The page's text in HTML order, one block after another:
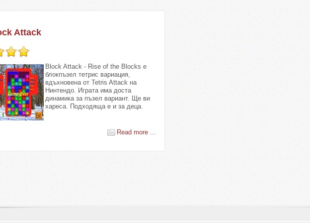
Attack
Block Attack - Rise of the Blocks е
блокпъзел тетрис вариация,
вдъхновена от Tetris Attack на
Нинтендо. Играта има доста
динамика за пъзел вариант. Ще ви
хареса. Подходяща е и за деца.
Read more ...